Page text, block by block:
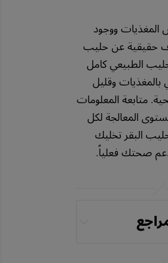
المغذيات ووجود
حقيقية عن حليب
الطبيعي كامل
وقليل
متابعة المعلومات
المعالجة لكل
البقر تخليك
صحتك فعلياً.